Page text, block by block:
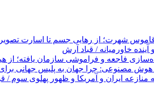
شهرت؛ از رهایی جسم تا اسارت
خاورمیانه / قباد آرش
فاجعە و فراموشی سازمان یافتە؛ از
هوش مصنوعی: چرا جهان به پلیس جهانی
منازعە ایران و آمریکا و ظهور پهلوی سوم /